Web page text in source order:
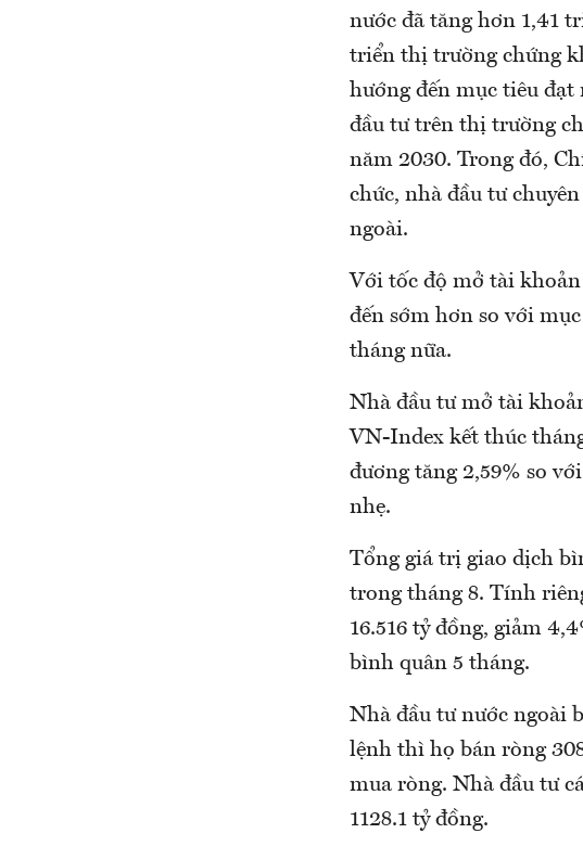
nước đã tăng hơn 1,41
triển thị trường chứng
hướng đến mục tiêu
đầu tư trên thị trường
năm 2030. Trong đó,
chức, nhà đầu tư
ngoài.
Với tốc độ mở tài
đến sớm hơn so với
tháng nữa.
Nhà đầu tư mở tài
VN-Index kết thúc
đương tăng 2,59% so
nhẹ.
Tổng giá trị giao dịch
trong tháng 8. Tính
16.516 tỷ đồng, giảm
bình quân 5 tháng.
Nhà đầu tư nước ngoài
lệnh thì họ bán ròng
mua ròng. Nhà đầu tư
1128.1 tỷ đồng.